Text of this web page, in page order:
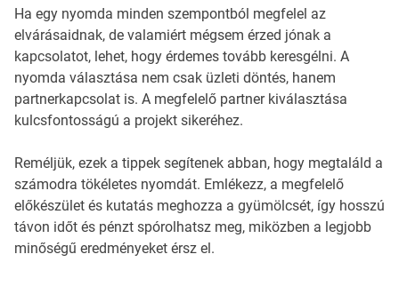
Ha egy nyomda minden szempontból megfelel az
elvárásaidnak, de valamiért mégsem érzed jónak a
kapcsolatot, lehet, hogy érdemes tovább keresgélni. A
nyomda választása nem csak üzleti döntés, hanem
partnerkapcsolat is. A megfelelő partner kiválasztása
kulcsfontosságú a projekt sikeréhez.
Reméljük, ezek a tippek segítenek abban, hogy megtaláld a
számodra tökéletes nyomdát. Emlékezz, a megfelelő
előkészület és kutatás meghozza a gyümölcsét, így hosszú
távon időt és pénzt spórolhatsz meg, miközben a legjobb
minőségű eredményeket érsz el.